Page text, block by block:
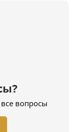
вопросы